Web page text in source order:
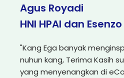
Agus Royadi
HNI HPAI dan
"Kang Ega banyak
nuhun kang, Terima Kasih
yang menyenangkan di